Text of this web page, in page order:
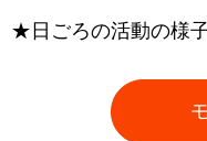
★日ごろの活動の様